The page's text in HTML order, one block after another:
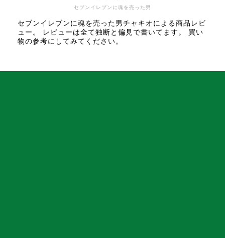
セブンイレブンに魂を売った男
セブンイレブンに魂を売った男チャキオによる商品レビ
ュー。 レビューは全て独断と偏見で書いてます。 買い
物の参考にしてみてください。